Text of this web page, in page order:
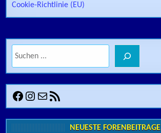
Cookie-Richtlinie (EU)
Facebook
Instagram
E-MailRSS-Feed
NEUESTE FORENBEITRÄGE